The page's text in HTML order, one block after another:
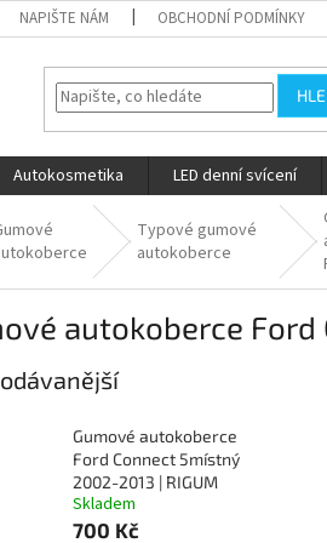
NAPIŠTE NÁM OBCHODNÍ PODMÍNKY
Autokosmetika LED denní svícení
Typové gumové
autokoberce
autokoberce
Gumové autokoberce
Ford Connect 5místný
2002-2013 | RIGUM
Skladem
700 Kč